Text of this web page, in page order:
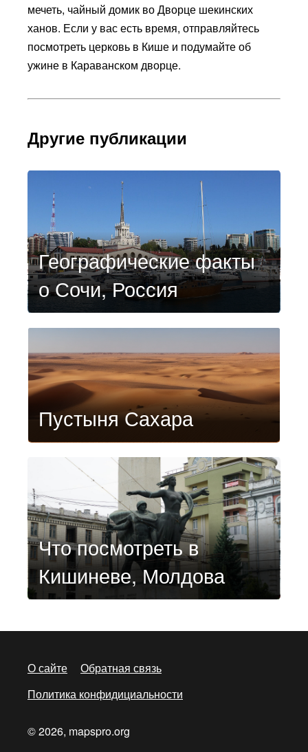
мечеть, чайный домик во Дворце шекинских
ханов. Если у вас есть время, отправляйтесь
посмотреть церковь в Кише и подумайте об
ужине в Караванском дворце.
Другие публикации
Географические факты
о Сочи, Россия
Пустыня Сахара
Что посмотреть в
Кишиневе, Молдова
О сайте
Обратная связь
Политика конфидициальности
© 2026, mapspro.org